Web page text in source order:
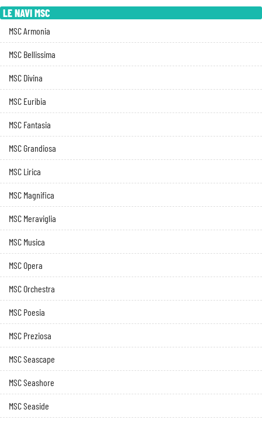
LE NAVI MSC
MSC Armonia
MSC Bellissima
MSC Divina
MSC Euribia
MSC Fantasia
MSC Grandiosa
MSC Lirica
MSC Magnifica
MSC Meraviglia
MSC Musica
MSC Opera
MSC Orchestra
MSC Poesia
MSC Preziosa
MSC Seascape
MSC Seashore
MSC Seaside